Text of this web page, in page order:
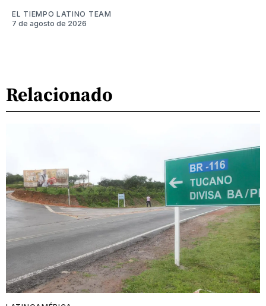
EL TIEMPO LATINO TEAM
7 de agosto de 2026
Relacionado